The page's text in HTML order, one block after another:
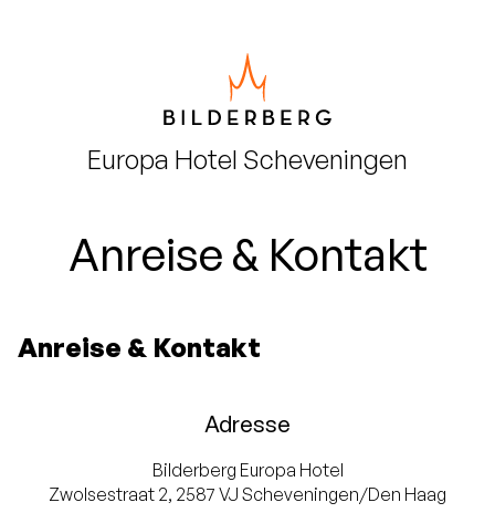
Europa Hotel Scheveningen
Anreise & Kontakt
Anreise & Kontakt
Adresse
Bilderberg Europa Hotel
Zwolsestraat 2, 2587 VJ Scheveningen/Den Haag